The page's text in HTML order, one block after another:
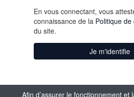
Afin d’assurer le fonctionnement et
En vous connectant, vous
connaissance de la Politique
du site.
Je m'identifie